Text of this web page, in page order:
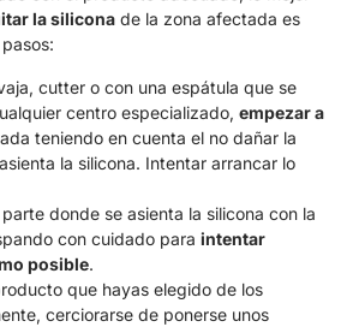
la silicona de la zona afectada es
cutter o con una espátula que se
centro especializado, empezar a
teniendo en cuenta el no dañar la
la silicona. Intentar arrancar lo
donde se asienta la silicona con la
con cuidado para intentar
posible.
que hayas elegido de los
cerciorarse de ponerse unos